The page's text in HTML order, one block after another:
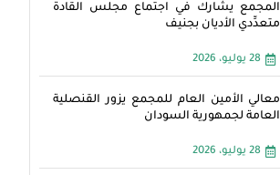
المجمع يشارك في اجتماع مجلس القادة
متعدِّدي الأديان بجنيف
28 يوليو، 2026
معالي الأمين العام للمجمع يزور القنصلية
العامة لجمهورية السودان
28 يوليو، 2026